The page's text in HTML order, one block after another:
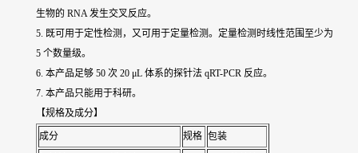
生物的 RNA 发生交叉反应。
5. 既可用于定性检测，又可用于定量检测。定量检测时线性范围至少为
5 个数量级。
6. 本产品足够 50 次 20 μL 体系的探针法 qRT-PCR 反应。
7. 本产品只能用于科研。
【规格及成分】
成分 规格 包装